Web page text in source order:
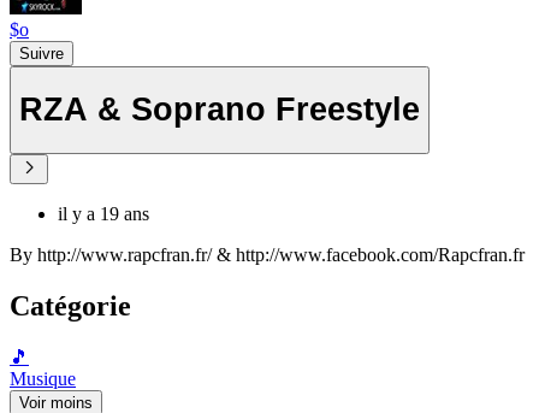
$o
Suivre
RZA & Soprano Freestyle
il y a 19 ans
By http://www.rapcfran.fr/ & http://www.facebook.com/Rapcfran.fr
Catégorie
🎵
Musique
Voir moins